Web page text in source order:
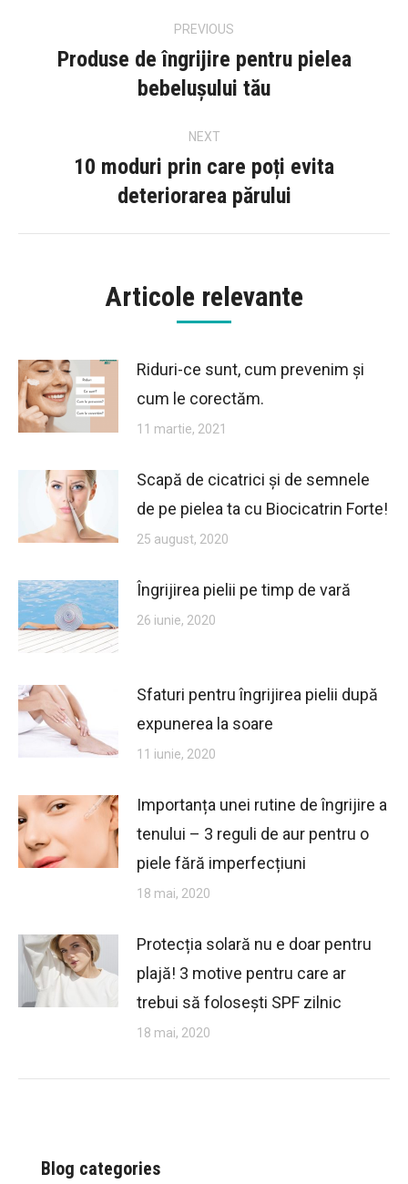
navigation
PREVIOUS
Previous
Produse de îngrijire pentru pielea
bebelușului tău
NEXT
post:
10 moduri prin care poți evita
deteriorarea părului
Articole relevante
Riduri-ce sunt, cum prevenim și
cum le corectăm.
11 martie, 2021
Scapă de cicatrici și de semnele
de pe pielea ta cu Biocicatrin Forte!
25 august, 2020
Îngrijirea pielii pe timp de vară
26 iunie, 2020
Sfaturi pentru îngrijirea pielii după
expunerea la soare
11 iunie, 2020
Importanța unei rutine de îngrijire a
tenului – 3 reguli de aur pentru o
piele fără imperfecțiuni
18 mai, 2020
Protecția solară nu e doar pentru
plajă! 3 motive pentru care ar
trebui să folosești SPF zilnic
18 mai, 2020
Blog categories